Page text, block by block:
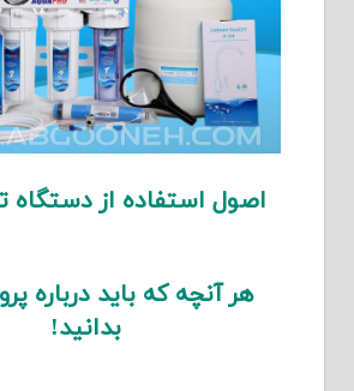
اصول استفاده از
هر آنچه که باید درباره
بدانید!